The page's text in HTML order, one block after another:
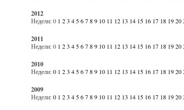
2012
Недели: 0 1 2 3 4 5 6 7 8 9 10 11 12 13 14 15 16 17 18 19 20
2011
Недели: 0 1 2 3 4 5 6 7 8 9 10 11 12 13 14 15 16 17 18 19 20
2010
Недели: 0 1 2 3 4 5 6 7 8 9 10 11 12 13 14 15 16 17 18 19 20
2009
Недели: 0 1 2 3 4 5 6 7 8 9 10 11 12 13 14 15 16 17 18 19 20